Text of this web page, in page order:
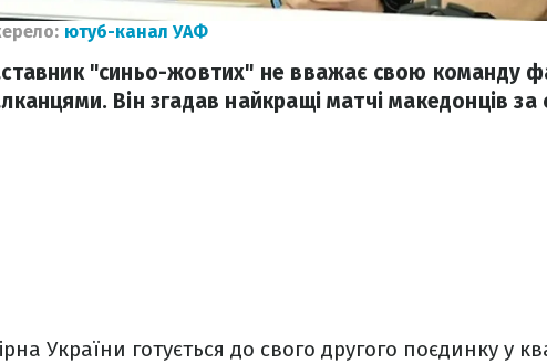
ютуб-канал УАФ
"синьо-жовтих" не вважає свою команду
Він згадав найкращі матчі македонців за
України готується до свого другого поєдинку у